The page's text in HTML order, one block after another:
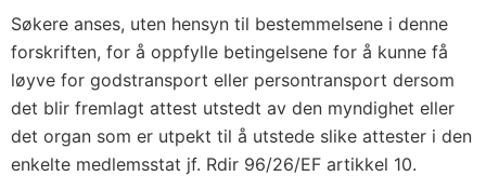
Søkere anses, uten hensyn til bestemmelsene i denne
forskriften, for å oppfylle betingelsene for å kunne få
løyve for godstransport eller persontransport dersom
det blir fremlagt attest utstedt av den myndighet eller
det organ som er utpekt til å utstede slike attester i den
enkelte medlemsstat jf. Rdir 96/26/EF artikkel 10.